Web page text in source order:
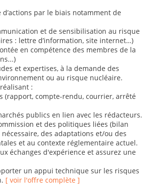
par le biais notamment de
et de sensibilisation au risque
: lettre d’information, site internet…)
en compétence des membres de la
et expertises, à la demande des
ou au risque nucléaire.
:
(rapport, compte-rendu, courrier, arrêté
publics en lien avec les rédacteurs.
et des politiques liées (bilan
des adaptations et/ou des
et au contexte réglementaire actuel.
échanges d'expérience et assurez une
un appui technique sur les risques
[ voir l'offre complète ]